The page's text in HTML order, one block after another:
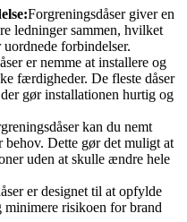
Forgreningsdåser giver en
ledninger sammen, hvilket
forbindelser.
er nemme at installere og
færdigheder. De fleste dåser
gør installationen hurtig og
kan du nemt
Dette gør det muligt at
uden at skulle ændre hele
er designet til at opfylde
minimere risikoen for brand